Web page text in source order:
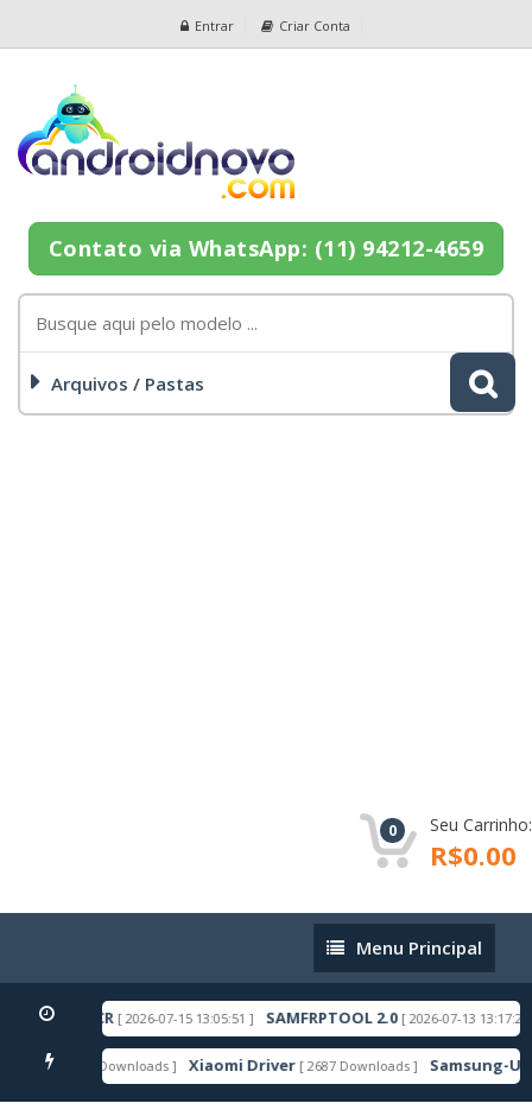
Entrar Criar Conta
Contato via WhatsApp: (11) 94212-4659
Arquivos / Pastas
0 Seu Carrinho:
R$0.00
Menu
Principal
Menu Principal
16 ACR [ 2026-07-15 13:05:51 ] SAMFRPTOOL 2.0 [ 2026-07-13 13:17:27 ]
[ 6607 Downloads ] Xiaomi Driver [ 2687 Downloads ] Samsung-Usb-